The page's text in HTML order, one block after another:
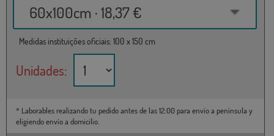
60x100cm · 18,37 €
Medidas instituições oficiais: 100 x 150 cm
Unidades:
* Laborables realizando tu pedido antes de las 12:00 para envío a península y
eligiendo envío a domicilio.